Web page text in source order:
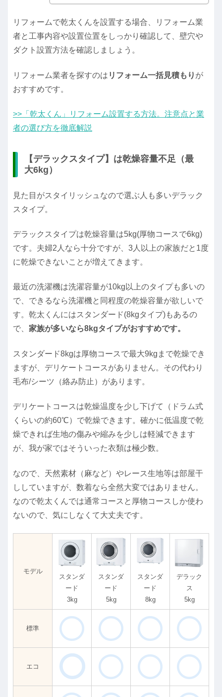
リフォームで乾太くんを設置する場合、リフォーム業
者と工事内容や設置位置をしっかり確認して、壁穴や
ダクト設置方法を確認しましょう。
リフォーム業者を探すのは リフォーム一括見積もり が
おすすめです。
>>「乾太くん」リフォーム設置する方法。注意点と業
者の選び方を徹底解説
【デラックスタイプ】は乾燥容量不足（最
大6kg）
見た目がスタイリッシュなので選ぶ人も多いデラック
スタイプ。
デラックスタイプは乾燥容量は5kg(厚物コースで6kg)
です。夫婦2人なら十分ですが、3人以上の家族だと1度
に乾燥できないことが増えてきます。
最近の洗濯機は洗濯容量が10kg以上のタイプも多いの
で、できるなら洗濯機と同程度の乾燥容量が欲しいで
す。乾太くんにはスタンダード(8kgタイプ)もあるの
で、 家族が多いなら8kgタイプがおすすめです。
スタンダード8kgは厚物コースで最大9kgまで乾燥でき
ますが、デリケートコースがありません。その代わり
毛布/シーツ（絡み防止）があります。
デリケートコースは乾燥温度を少し下げて（ドラム式
くらいの約60℃）で乾燥できます。確かに低温度で乾
燥できれば生地の傷みや縮みを少しは軽減できます
が、我が家ではそういった衣類は極少数。
なので、天然素材（麻など）やレース生地等は部屋干
ししていますが、数着なら全然大変ではありません。
なので乾太くんでは通常コースと厚物コースしか使わ
ないので、気にしなくて大丈夫です。
モデル
スタンダ
ード
3kg
スタンダ
ード
5kg
スタンダ
ード
8kg
デラック
ス
5kg
標準
エコ